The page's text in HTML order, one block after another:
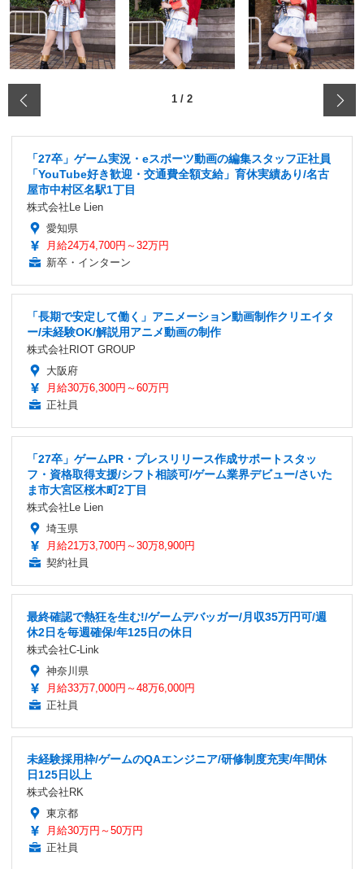
1 / 2
「27卒」ゲーム実況・eスポーツ動画の編集スタッフ正社員
「YouTube好き歓迎・交通費全額支給」育休実績あり/名古
屋市中村区名駅1丁目
株式会社Le Lien
愛知県
月給24万4,700円～32万円
新卒・インターン
「長期で安定して働く」アニメーション動画制作クリエイタ
ー/未経験OK/解説用アニメ動画の制作
株式会社RIOT GROUP
大阪府
月給30万6,300円～60万円
正社員
「27卒」ゲームPR・プレスリリース作成サポートスタッ
フ・資格取得支援/シフト相談可/ゲーム業界デビュー/さいた
ま市大宮区桜木町2丁目
株式会社Le Lien
埼玉県
月給21万3,700円～30万8,900円
契約社員
最終確認で熱狂を生む!/ゲームデバッガー/月収35万円可/週
休2日を毎週確保/年125日の休日
株式会社C-Link
神奈川県
月給33万7,000円～48万6,000円
正社員
未経験採用枠/ゲームのQAエンジニア/研修制度充実/年間休
日125日以上
株式会社RK
東京都
月給30万円～50万円
正社員